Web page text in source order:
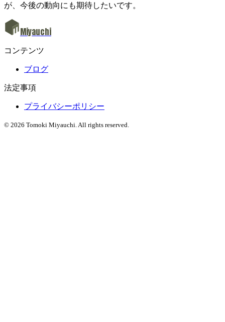
が、今後の動向にも期待したいです。
Miyauchi
コンテンツ
ブログ
法定事項
プライバシーポリシー
© 2026 Tomoki Miyauchi. All rights reserved.